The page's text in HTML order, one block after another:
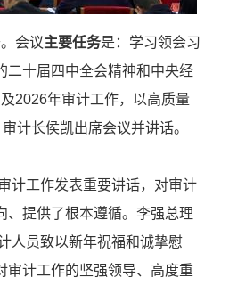
会议主要任务是：学习领会习
二十届四中全会精神和中央经
2026年审计工作，以高质量
计长侯凯出席会议并讲话。
计工作发表重要讲话，对审计
、提供了根本遵循。李强总理
人员致以新年祝福和诚挚慰
审计工作的坚强领导、高度重